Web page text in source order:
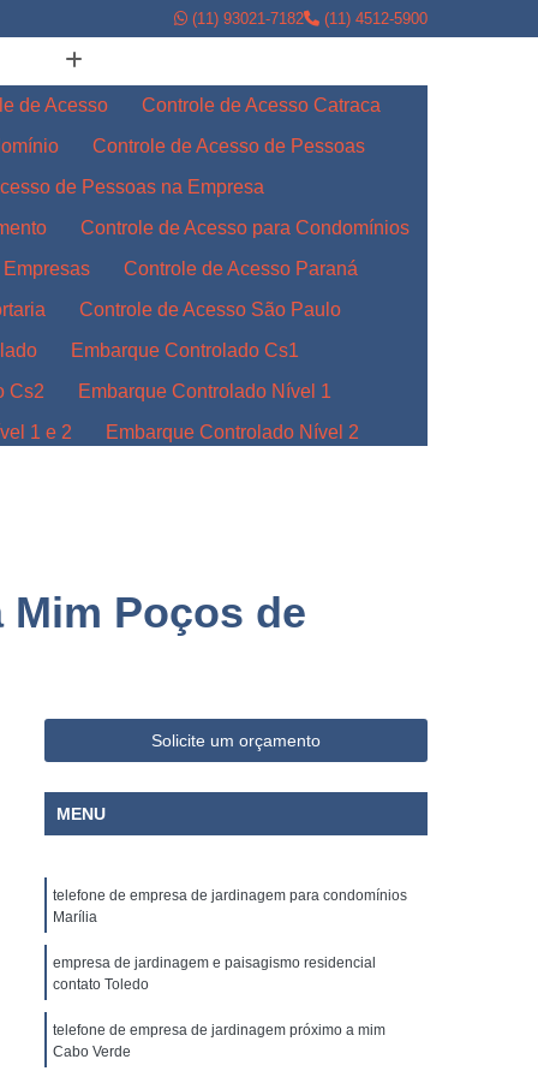
(11) 93021-7182 (11) 4512-5900
de Acesso
Controle de Acesso Catraca
Controle de Acesso de Pessoas
de Pessoas na Empresa
Controle de Acesso para Condomínios
Controle de Acesso Paraná
Controle de Acesso São Paulo
Embarque Controlado Cs1
Cs2
Embarque Controlado Nível 1
1 e 2
Embarque Controlado Nível 2
Empresa de Portaria e Limpeza
Empresa de Portaria Paraná
e Portaria
Empresa Portaria
Empresa Terceirizada de Portaria
de Condomínio
de Condomínios
de Condomínios Residenciais
de Condomínio
de Condomínio
de Condomínios
Mim Poços de
Solicite um orçamento
MENU
telefone de empresa de jardinagem para condomínios
Marília
empresa de jardinagem e paisagismo residencial
contato Toledo
telefone de empresa de jardinagem próximo a mim
Cabo Verde